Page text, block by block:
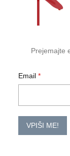
Prejemajte
Email
VPIŠI ME!